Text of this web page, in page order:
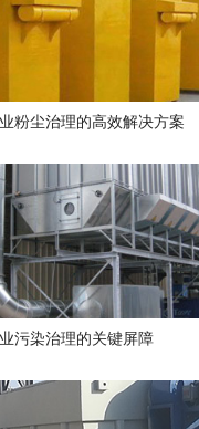
粉尘治理的高效解决方案
污染治理的关键屏障